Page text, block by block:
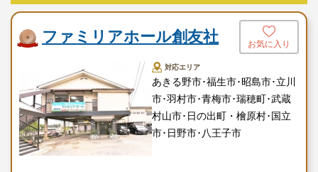
ファミリアホール創友社 お気に入り
対応エリア
あきる野市･福生市･昭島市･立川
市･羽村市･青梅市･瑞穂町･武蔵
村山市･日の出町・檜原村･国立
市･日野市･八王子市